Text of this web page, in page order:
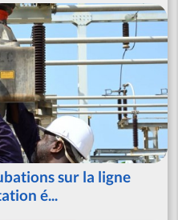
sur la ligne
é...